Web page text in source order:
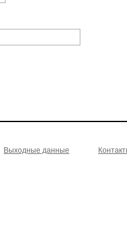
Выходные данные